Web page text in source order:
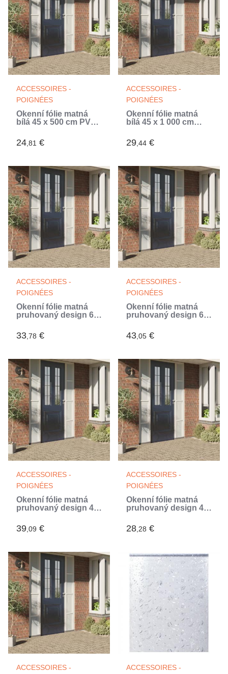
ACCESSOIRES -
POIGNÉES
Okenní fólie matná
bílá 45 x 500 cm PVC
24,81 €
ACCESSOIRES -
POIGNÉES
Okenní fólie matná
bílá 45 x 1 000 cm
29,44 €
ACCESSOIRES -
POIGNÉES
Okenní fólie matná
pruhovaný design 60
(Blanc)
33,78 €
ACCESSOIRES -
POIGNÉES
Okenní fólie matná
pruhovaný design 60
(Blanc)
43,05 €
ACCESSOIRES -
POIGNÉES
Okenní fólie matná
pruhovaný design 45
(Blanc)
39,09 €
ACCESSOIRES -
POIGNÉES
Okenní fólie matná
pruhovaný design 45
(Blanc)
28,28 €
ACCESSOIRES -
ACCESSOIRES -